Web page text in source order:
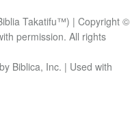
Takatifu™) | Copyright ©
permission. All rights
Biblica, Inc. | Used with